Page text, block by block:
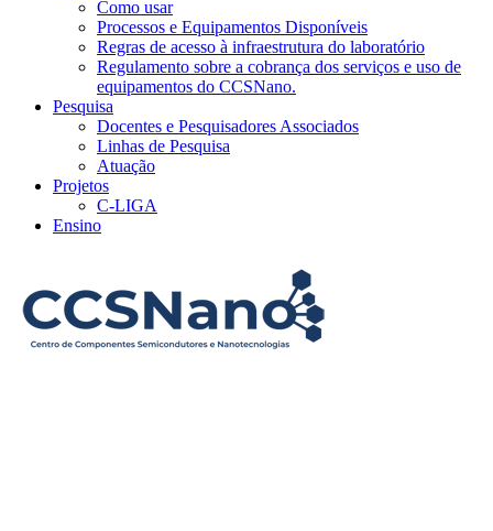
Como usar
Processos e Equipamentos Disponíveis
Regras de acesso à infraestrutura do laboratório
Regulamento sobre a cobrança dos serviços e uso de
equipamentos do CCSNano.
Pesquisa
Docentes e Pesquisadores Associados
Linhas de Pesquisa
Atuação
Projetos
C-LIGA
Ensino